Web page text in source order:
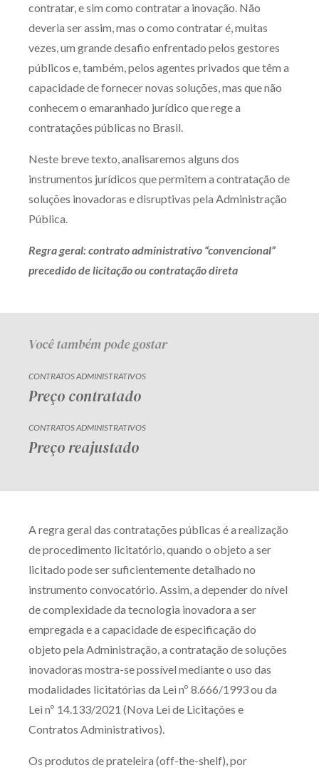
Receba por RSS
Av. Sete de Setembro, 4698
Batel Curitiba/PR CEP80240-000
Telefone (41) 2109-8666
Whatsapp (41) 98881-6616
contratar, e sim como contratar a inovação. Não
deveria ser assim, mas o como contratar é, muitas
vezes, um grande desafio enfrentado pelos gestores
públicos e, também, pelos agentes privados que têm a
capacidade de fornecer novas soluções, mas que não
conhecem o emaranhado jurídico que rege a
contratações públicas no Brasil.
Neste breve texto, analisaremos alguns dos
instrumentos jurídicos que permitem a contratação de
soluções inovadoras e disruptivas pela Administração
Pública.
Regra geral: contrato administrativo “convencional”
precedido de licitação ou contratação direta
Você também pode gostar
CONTRATOS ADMINISTRATIVOS
Preço contratado
CONTRATOS ADMINISTRATIVOS
Preço reajustado
A regra geral das contratações públicas é a realização
de procedimento licitatório, quando o objeto a ser
licitado pode ser suficientemente detalhado no
instrumento convocatório. Assim, a depender do nível
de complexidade da tecnologia inovadora a ser
empregada e a capacidade de especificação do
objeto pela Administração, a contratação de soluções
inovadoras mostra-se possível mediante o uso das
modalidades licitatórias da Lei nº 8.666/1993 ou da
Lei nº 14.133/2021 (Nova Lei de Licitações e
Contratos Administrativos).
Os produtos de prateleira (off-the-shelf), por